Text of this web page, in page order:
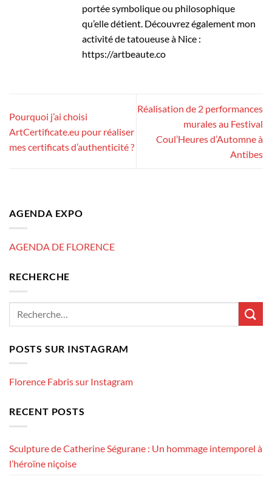
portée symbolique ou philosophique
qu’elle détient. Découvrez également mon
activité de tatoueuse à Nice :
https://artbeaute.co
Pourquoi j’ai choisi
ArtCertificate.eu pour réaliser
mes certificats d’authenticité ?
Réalisation de 2 performances
murales au Festival
Coul’Heures d’Automne à
Antibes
AGENDA EXPO
AGENDA DE FLORENCE
RECHERCHE
POSTS SUR INSTAGRAM
Florence Fabris sur Instagram
RECENT POSTS
Sculpture de Catherine Ségurane : Un hommage intemporel à
l’héroïne niçoise